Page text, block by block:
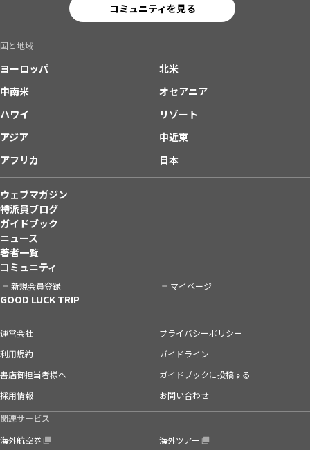
コミュニティを見る
国と地域
ヨーロッパ
北米
中南米
オセアニア
ハワイ
リゾート
アジア
中近東
アフリカ
日本
ウェブマガジン
特派員ブログ
ガイドブック
ニュース
著者一覧
コミュニティ
新規会員登録 マイページ
GOOD LUCK TRIP
運営会社
プライバシーポリシー
利用規約
ガイドライン
書店御担当者様へ
ガイドブックに投稿する
採用情報
お問い合わせ
関連サービス
海外航空券
海外ツアー